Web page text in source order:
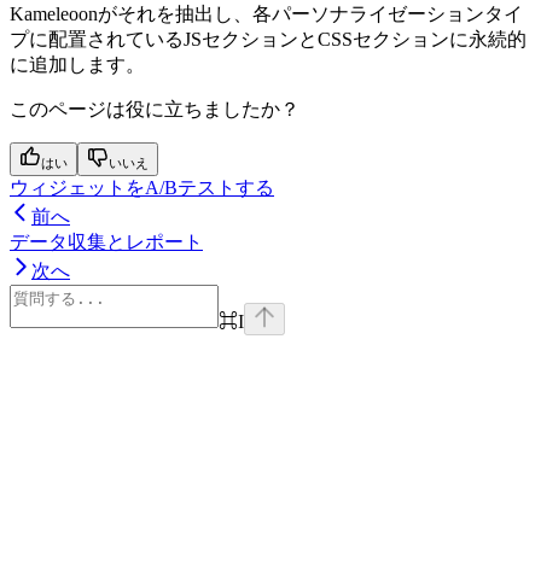
Kameleoonがそれを抽出し、各パーソナライゼーションタイ
プに配置されているJSセクションとCSSセクションに永続的
に追加します。
このページは役に立ちましたか？
はい いいえ
ウィジェットをA/Bテストする
前へ
データ収集とレポート
次へ
⌘I